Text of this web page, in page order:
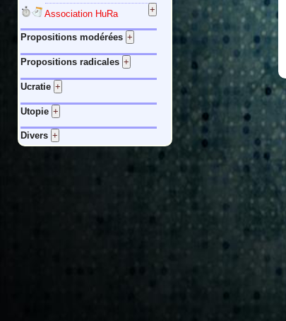
Association HuRa
Propositions modérées
Propositions radicales
Ucratie
Utopie
Divers